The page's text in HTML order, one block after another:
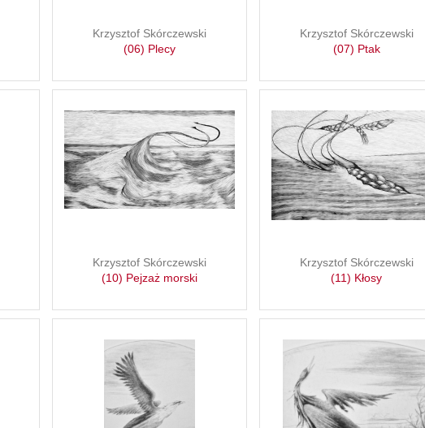
Krzysztof Skórczewski
(06) Plecy
Krzysztof Skórczewski
(07) Ptak
Krzysztof Skórczewski
(10) Pejzaż morski
Krzysztof Skórczewski
(11) Kłosy